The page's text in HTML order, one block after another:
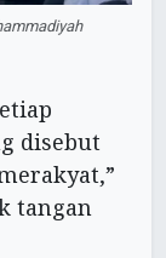
disebut
tangan